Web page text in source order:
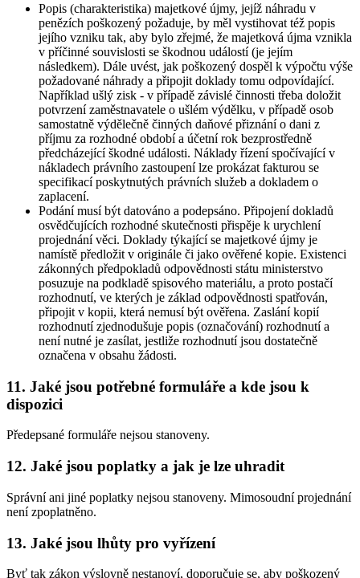
Popis (charakteristika) majetkové újmy, jejíž náhradu v
penězích poškozený požaduje, by měl vystihovat též popis
jejího vzniku tak, aby bylo zřejmé, že majetková újma vznikla
v příčinné souvislosti se škodnou událostí (je jejím
následkem). Dále uvést, jak poškozený dospěl k výpočtu výše
požadované náhrady a připojit doklady tomu odpovídající.
Například ušlý zisk - v případě závislé činnosti třeba doložit
potvrzení zaměstnavatele o ušlém výdělku, v případě osob
samostatně výdělečně činných daňové přiznání o dani z
příjmu za rozhodné období a účetní rok bezprostředně
předcházející škodné události. Náklady řízení spočívající v
nákladech právního zastoupení lze prokázat fakturou se
specifikací poskytnutých právních služeb a dokladem o
zaplacení.
Podání musí být datováno a podepsáno. Připojení dokladů
osvědčujících rozhodné skutečnosti přispěje k urychlení
projednání věci. Doklady týkající se majetkové újmy je
namístě předložit v originále či jako ověřené kopie. Existenci
zákonných předpokladů odpovědnosti státu ministerstvo
posuzuje na podkladě spisového materiálu, a proto postačí
rozhodnutí, ve kterých je základ odpovědnosti spatřován,
připojit v kopii, která nemusí být ověřena. Zaslání kopií
rozhodnutí zjednodušuje popis (označování) rozhodnutí a
není nutné je zasílat, jestliže rozhodnutí jsou dostatečně
označena v obsahu žádosti.
11. Jaké jsou potřebné formuláře a kde jsou k
dispozici
Předepsané formuláře nejsou stanoveny.
12. Jaké jsou poplatky a jak je lze uhradit
Správní ani jiné poplatky nejsou stanoveny. Mimosoudní projednání
není zpoplatněno.
13. Jaké jsou lhůty pro vyřízení
Byť tak zákon výslovně nestanoví, doporučuje se, aby poškozený